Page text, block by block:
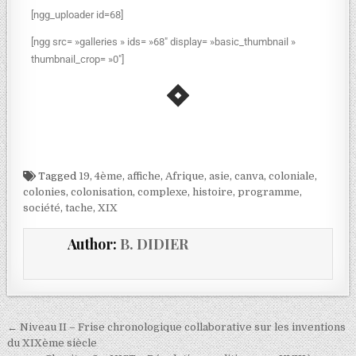
[ngg_uploader id=68]
[ngg src= »galleries » ids= »68″ display= »basic_thumbnail »
thumbnail_crop= »0″]
Tagged 19,4ème,affiche,Afrique,asie,canva,coloniale,
colonies,colonisation,complexe,histoire,programme,
société,tache,XIX
Author: B. DIDIER
← Niveau II – Frise chronologique collaborative sur les inventions
du XIXème siècle